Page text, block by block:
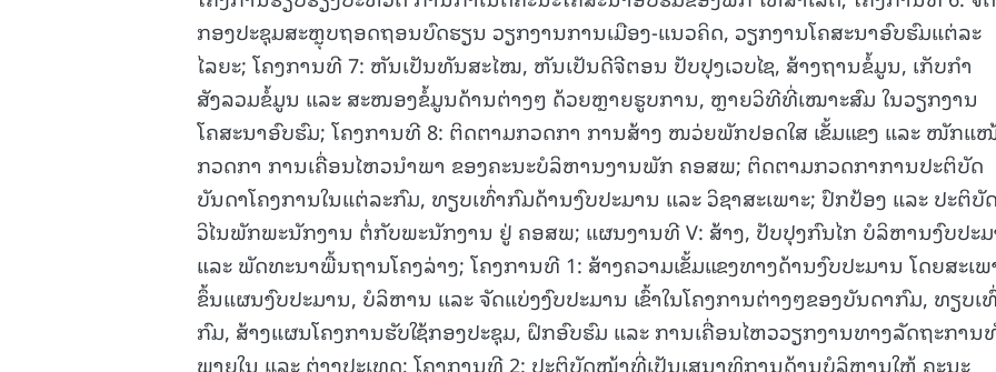
ກອງປະຊຸມສະຫຼຸບຖອດຖອນບົດຮຽນ ວຽກງານການເມືອງ-ແນວຄິດ, ວຽກງານໂຄສະນາອົບຮົມແຕ່ລະ
ໄລຍະ; ໂຄງການທີ 7: ຫັນເປັນທັນສະໄໝ, ຫັນເປັນດີຈີຕອນ ປັບປຸງເວບໄຊ, ສ້າງຖານຂໍ້ມູນ, ເກັບກໍາ
ສັງລວມຂໍ້ມູນ ແລະ ສະໜອງຂໍ້ມູນດ້ານຕ່າງໆ ດ້ວຍຫຼາຍຮູບການ, ຫຼາຍວິທີທີ່ເໝາະສົມ ໃນວຽກງານ
ໂຄສະນາອົບຮົມ; ໂຄງການທີ 8: ຕິດຕາມກວດກາ ການສ້າງ ໜວ່ຍພັກປອດໃສ ເຂັ້ມແຂງ ແລະ ໜັກແ
ກວດກາ ການເຄື່ອນໄຫວນໍາພາ ຂອງຄະນະບໍລິຫານງານພັກ ຄອສພ; ຕິດຕາມກວດກາການປະຕິບັດ
ບັນດາໂຄງການໃນແຕ່ລະກົມ, ທຽບເທົ່າກົມດ້ານງົບປະມານ ແລະ ວິຊາສະເພາະ; ປົກປ້ອງ ແລະ ປະຕິບັດ
ວິໄນພັກພະນັກງານ ຕໍ່ກັບພະນັກງານ ຢູ່ ຄອສພ; ແຜນງານທີ V: ສ້າງ, ປັບປຸງກົນໄກ ບໍລິຫານງົບປະ
ແລະ ພັດທະນາພື້ນຖານໂຄງລ່າງ; ໂຄງການທີ 1: ສ້າງຄວາມເຂັ້ມແຂງທາງດ້ານງົບປະມານ ໂດຍສະເພ
ຂຶ້ນແຜນງົບປະມານ, ບໍລິຫານ ແລະ ຈັດແບ່ງງົບປະມານ ເຂົ້າໃນໂຄງການຕ່າງໆຂອງບັນດາກົມ, ທຽບເ
ກົມ, ສ້າງແຜນໂຄງການຮັບໃຊ້ກອງປະຊຸມ, ຝຶກອົບຮົມ ແລະ ການເຄື່ອນໄຫວວຽກງານທາງລັດຖະການ
ພາຍໃນ ແລະ ຕ່າງປະເທດ; ໂຄງການທີ 2: ປະຕິບັດໜ້າທີ່ເປັນເສນາທິການດ້ານບໍລິຫານໃຫ້ ຄະນະ